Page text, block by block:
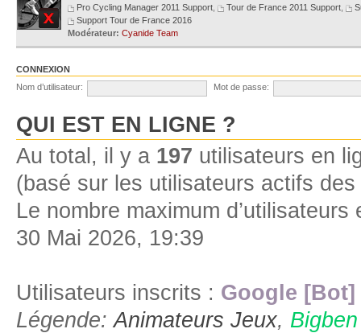
Pro Cycling Manager 2011 Support
Tour de France 2011 Support
Support Tour de France 2016
Modérateur: Cyanide Team
CONNEXION
Nom d’utilisateur:
Mot de passe:
QUI EST EN LIGNE ?
Au total, il y a 197 utilisateurs en
(basé sur les utilisateurs actifs
Le nombre maximum
30 Mai 2026, 19:39
Utilisateurs inscrits : Google [Bot]
Légende:Animateurs Jeux,